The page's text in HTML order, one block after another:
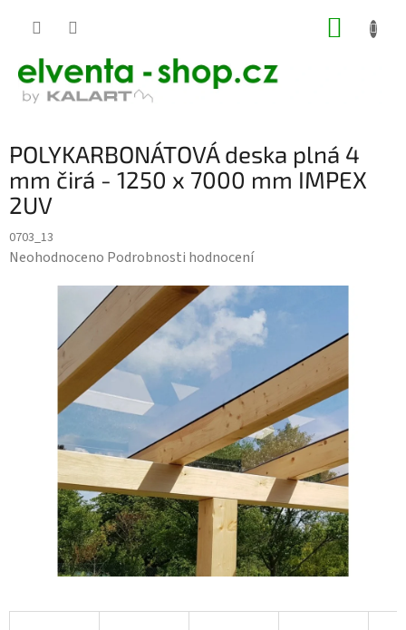
POLYKARBONÁTOVÁ deska plná 4
mm čirá - 1250 x 7000 mm IMPEX
2UV
0703_13
Průměrné
hvězdiček.
Neohodnoceno Podrobnosti hodnocení